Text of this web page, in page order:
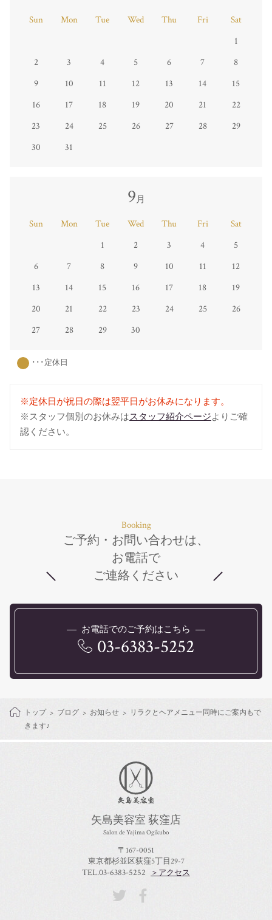
Sun Mon Tue Wed Thu Fri
Sat
1
2
3 4 5 6 7
8
9
10 11 12 13 14
15
16
17 18 19 20 21
22
23
24 25 26 27 28
29
30
31
9月
Sun Mon Tue Wed Thu Fri
Sat
1
2 3 4
5
6
7 8 9 10 11
12
13
14 15 16 17 18
19
20
21 22 23 24 25
26
27
28 29 30
･･･定休日
※定休日が祝日の際は翌平日がお休みになります。
※スタッフ個別のお休みはスタッフ紹介ページよりご確
認ください。
Booking
ご予約・お問い合わせは、
お電話で
ご連絡ください
お電話でのご予約はこちら
03-6383-5252
トップ ブログ お知らせ
リラクとヘアメニュー同時にご案内もで
きます♪
矢島美容室 荻窪店
Salon de Yajima Ogikubo
〒167-0051
東京都杉並区荻窪5丁目29-7
TEL.03-6383-5252 ＞アクセス